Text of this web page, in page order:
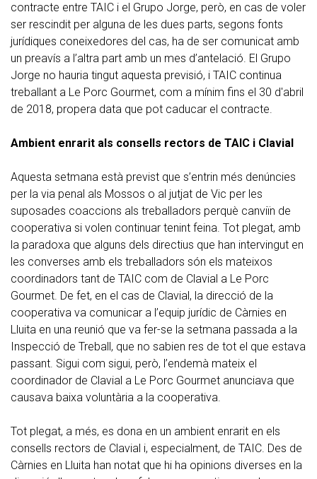
contracte entre TAIC i el Grupo Jorge, però, en cas de voler
ser rescindit per alguna de les dues parts, segons fonts
jurídiques coneixedores del cas, ha de ser comunicat amb
un preavís a l’altra part amb un mes d’antelació. El Grupo
Jorge no hauria tingut aquesta previsió, i TAIC continua
treballant a Le Porc Gourmet, com a mínim fins el 30 d'abril
de 2018, propera data que pot caducar el contracte.
Ambient enrarit als consells rectors de TAIC i Clavial
Aquesta setmana està previst que s’entrin més denúncies
per la via penal als Mossos o al jutjat de Vic per les
suposades coaccions als treballadors perquè canviïn de
cooperativa si volen continuar tenint feina. Tot plegat, amb
la paradoxa que alguns dels directius que han intervingut en
les converses amb els treballadors són els mateixos
coordinadors tant de TAIC com de Clavial a Le Porc
Gourmet. De fet, en el cas de Clavial, la direcció de la
cooperativa va comunicar a l’equip jurídic de Càrnies en
Lluita en una reunió que va fer-se la setmana passada a la
Inspecció de Treball, que no sabien res de tot el que estava
passant. Sigui com sigui, però, l’endemà mateix el
coordinador de Clavial a Le Porc Gourmet anunciava que
causava baixa voluntària a la cooperativa.
Tot plegat, a més, es dona en un ambient enrarit en els
consells rectors de Clavial i, especialment, de TAIC. Des de
Càrnies en Lluita han notat que hi ha opinions diverses en la